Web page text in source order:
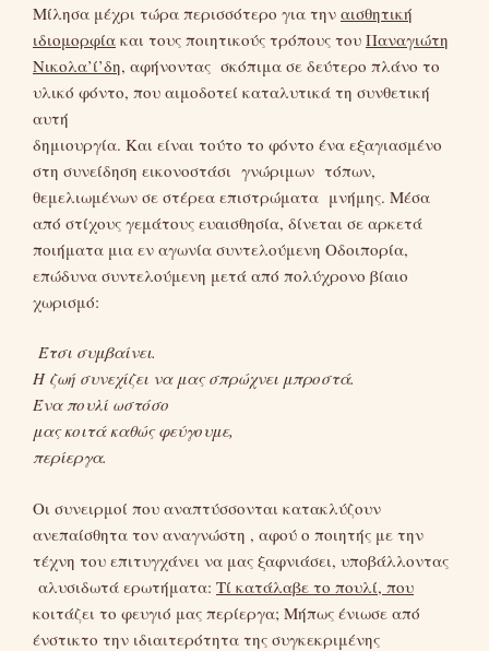
Μίλησα μέχρι τώρα περισσότερο για την αισθητική
ιδιομορφία και τους ποιητικούς τρόπους του Παναγιώτη
Νικολα’ί’δη, αφήνοντας σκόπιμα σε δεύτερο πλάνο το
υλικό φόντο, που αιμοδοτεί καταλυτικά τη συνθετική
αυτή
δημιουργία. Και είναι τούτο το φόντο ένα εξαγιασμένο
στη συνείδηση εικονοστάσι γνώριμων τόπων,
θεμελιωμένων σε στέρεα επιστρώματα μνήμης. Μέσα
από στίχους γεμάτους ευαισθησία, δίνεται σε αρκετά
ποιήματα μια εν αγωνία συντελούμενη Οδοιπορία,
επώδυνα συντελούμενη μετά από πολύχρονο βίαιο
χωρισμό:
Έτσι συμβαίνει.
Η ζωή συνεχίζει να μας σπρώχνει μπροστά.
Ένα πουλί ωστόσο
μας κοιτά καθώς φεύγουμε,
περίεργα.
Οι συνειρμοί που αναπτύσσονται κατακλύζουν
ανεπαίσθητα τον αναγνώστη , αφού ο ποιητής με την
τέχνη του επιτυγχάνει να μας ξαφνιάσει, υποβάλλοντας
αλυσιδωτά ερωτήματα: Τί κατάλαβε το πουλί, που
κοιτάζει το φευγιό μας περίεργα; Μήπως ένιωσε από
ένστικτο την ιδιαιτερότητα της συγκεκριμένης